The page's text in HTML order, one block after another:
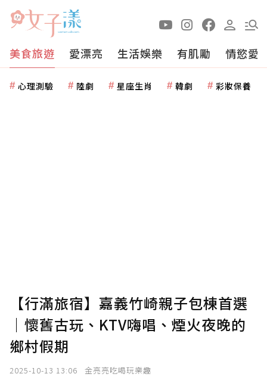
美食旅遊 愛漂亮 生活娛樂 有肌勵 情慾愛
心理測驗 陸劇 星座生肖 韓劇 彩妝保養
【行滿旅宿】嘉義竹崎親子包棟首選
｜懷舊古玩、KTV嗨唱、煙火夜晚的
鄉村假期
2025-10-13 13:06 金亮亮吃喝玩樂趣